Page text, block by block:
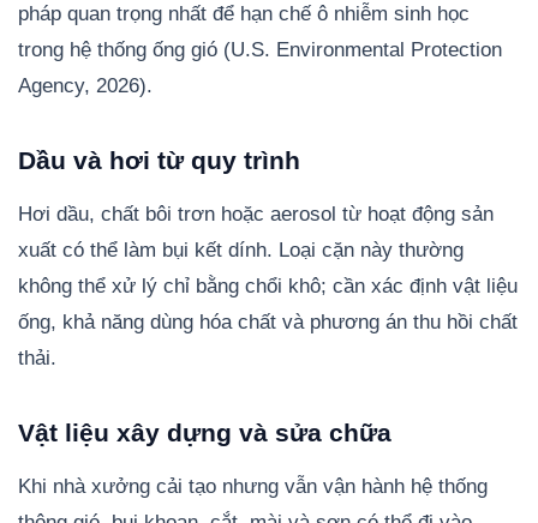
pháp quan trọng nhất để hạn chế ô nhiễm sinh học
trong hệ thống ống gió (U.S. Environmental Protection
Agency, 2026).
Dầu và hơi từ quy trình
Hơi dầu, chất bôi trơn hoặc aerosol từ hoạt động sản
xuất có thể làm bụi kết dính. Loại cặn này thường
không thể xử lý chỉ bằng chổi khô; cần xác định vật liệu
ống, khả năng dùng hóa chất và phương án thu hồi chất
thải.
Vật liệu xây dựng và sửa chữa
Khi nhà xưởng cải tạo nhưng vẫn vận hành hệ thống